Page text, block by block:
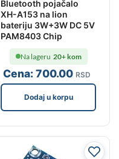
Bluetooth pojačalo
XH-A153 na lion
bateriju 3W+3W DC 5V
PAM8403 Chip
Cena:700.00 RSD
Na lageru 20+ kom
Dodaj u korpu